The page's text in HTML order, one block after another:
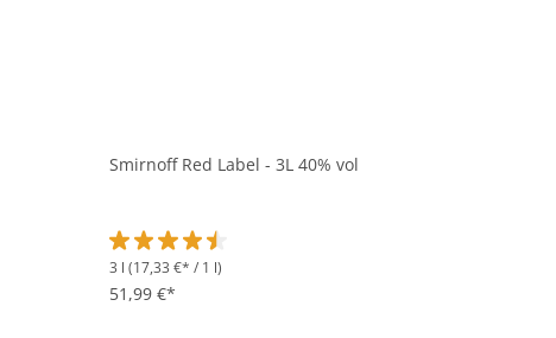
Smirnoff Red Label - 3L 40% vol
Durchschnittliche Bewertung von 4.5 von 5 Sternen
3 l (17,33 €* / 1 l)
51,99 €*